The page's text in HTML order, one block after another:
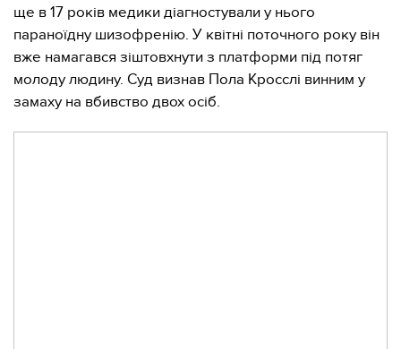
ще в 17 років медики діагностували у нього
параноїдну шизофренію. У квітні поточного року він
вже намагався зіштовхнути з платформи під потяг
молоду людину. Суд визнав Пола Кросслі винним у
замаху на вбивство двох осіб.